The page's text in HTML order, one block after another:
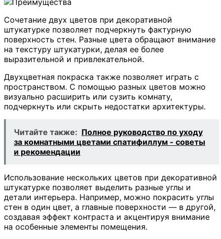
Сочетание двух цветов при декоративной
штукатурке позволяет подчеркнуть фактурную
поверхность стен. Разные цвета обращают внимание
на текстуру штукатурки, делая ее более
выразительной и привлекательной.
Двухцветная покраска также позволяет играть с
пространством. С помощью разных цветов можно
визуально расширить или сузить комнату,
подчеркнуть или скрыть недостатки архитектуры.
Читайте также: Полное руководство по уходу
за комнатными цветами спатифиллум - советы
и рекомендации
Использование нескольких цветов при декоративной
штукатурке позволяет выделить разные углы и
детали интерьера. Например, можно покрасить углы
стен в один цвет, а главные поверхности — в другой,
создавая эффект контраста и акцентируя внимание
на особенные элементы помещения.